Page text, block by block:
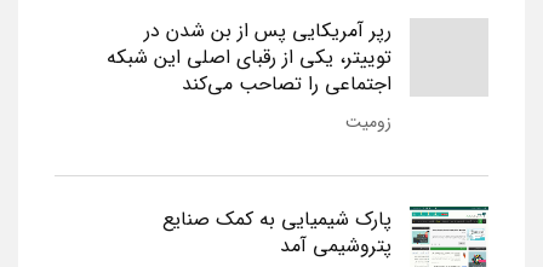
رپر آمریکایی پس از بن شدن در
توییتر، یکی از رقبای اصلی این شبکه
اجتماعی را تصاحب می‌کند
زومیت
پارک شیمیایی به کمک صنایع
پتروشیمی آمد